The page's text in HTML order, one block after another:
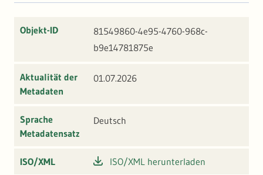
Objekt-ID
81549860-4e95-4760-968c-
b9e14781875e
Aktualität der
Metadaten
01.07.2026
Sprache
Metadatensatz
Deutsch
ISO/XML ISO/XML herunterladen